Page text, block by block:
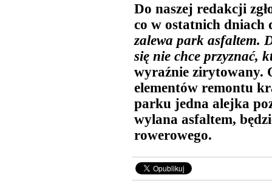
Do naszej redakcji
co w ostatnich dniach
zalewa park asfaltem.
się nie chce przyznać,
wyraźnie zirytowany.
elementów remontu
parku jedna alejka
wylana asfaltem,
rowerowego.